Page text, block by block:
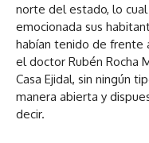
norte del estado, lo
emocionada sus
habían tenido de frente
el doctor Rubén Rocha
Casa Ejidal, sin ningún
manera abierta y
decir.